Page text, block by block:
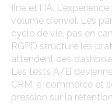
fine et l'IA.
volume d'envoi. Les
cycle de vie, pas en
RGPD structure les
attendent des
Les tests A/B
CRM, e-commerce et
pression sur la